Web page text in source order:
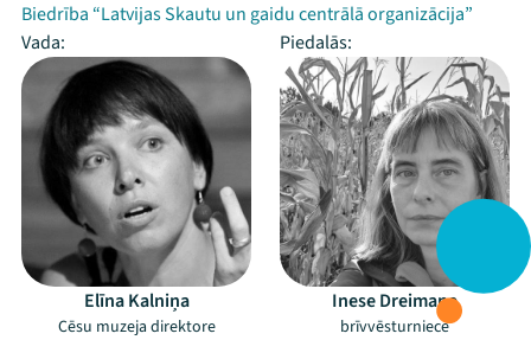
Biedrība “Latvijas Skautu un gaidu centrālā organizācija”
Vada:
Piedalās:
Elīna Kalniņa
Cēsu muzeja direktore
Inese Dreimane
brīvvēsturniece